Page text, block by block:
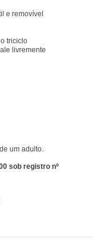
e removível
triciclo
livremente
um adulto.
sob registro nº